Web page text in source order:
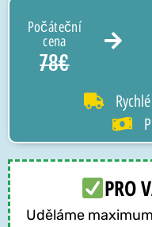
Počáteční
cena
78€
PRO
Uděláme